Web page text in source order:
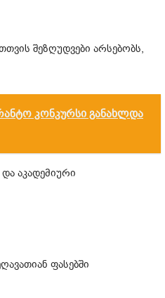
შეზღუდვები არსებობს,
კონკურსი განახლდა
აკადემიური
ფასებში